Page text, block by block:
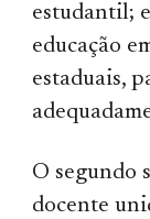
estudantil;
educação
estaduais,
O segundo
docente